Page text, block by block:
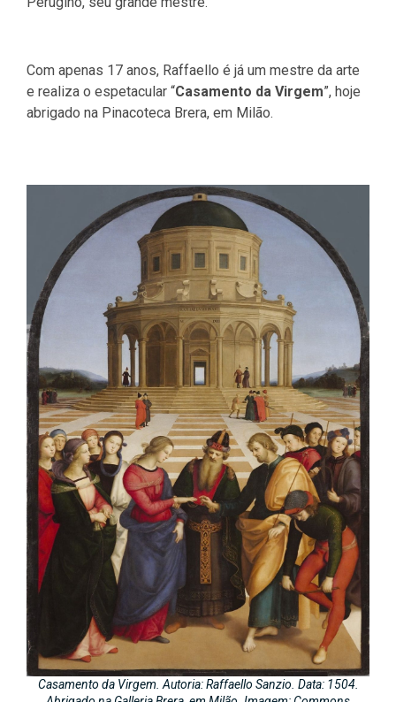
Com apenas 17 anos, Raffaello é já um mestre da arte
e realiza o espetacular “Casamento da Virgem”, hoje
abrigado na Pinacoteca Brera, em Milão.
Casamento da Virgem. Autoria: Raffaello Sanzio. Data: 1504.